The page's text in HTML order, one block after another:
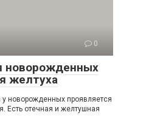
0
новорожденных
желтуха
у новорожденных проявляется
Есть отечная и желтушная